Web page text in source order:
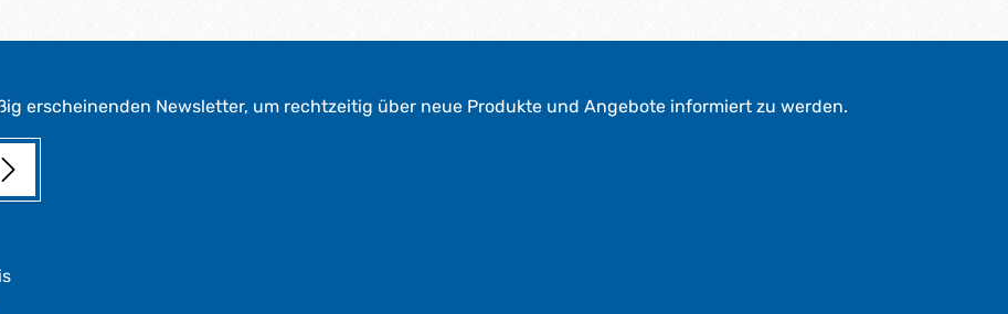
erscheinenden Newsletter, um rechtzeitig über neue Produkte und Angebote informiert zu werden.